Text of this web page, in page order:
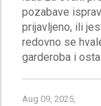
pozabave
prijavljeno, ili
redovno se
Aug 09, 2025,